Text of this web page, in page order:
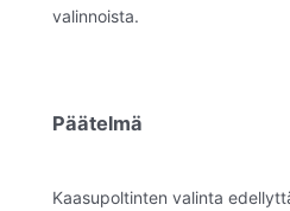
valinnoista.
Päätelmä
Kaasupoltinten valinta